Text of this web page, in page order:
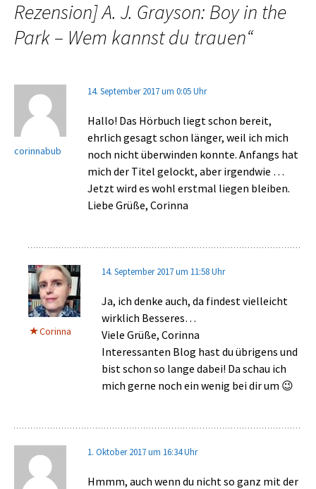
Rezension] A. J. Grayson: Boy in the
Park – Wem kannst du trauen“
corinnabub
14. September 2017 um 0:05 Uhr
Hallo! Das Hörbuch liegt schon bereit,
ehrlich gesagt schon länger, weil ich mich
noch nicht überwinden konnte. Anfangs hat
mich der Titel gelockt, aber irgendwie …
Jetzt wird es wohl erstmal liegen bleiben.
Liebe Grüße, Corinna
Corinna
14. September 2017 um 11:58 Uhr
Ja, ich denke auch, da findest vielleicht
wirklich Besseres…
Viele Grüße, Corinna
Interessanten Blog hast du übrigens und
bist schon so lange dabei! Da schau ich
mich gerne noch ein wenig bei dir um 😉
1. Oktober 2017 um 16:34 Uhr
Hmmm, auch wenn du nicht so ganz mit der